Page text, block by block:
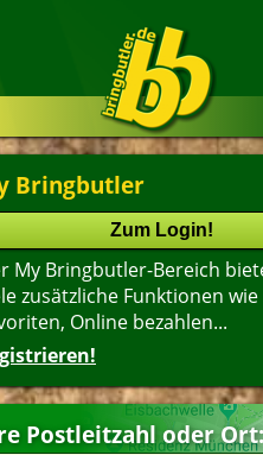
Bringbutler
My Bringbutler-Bereich
zusätzliche Funktionen wie
Online bezahlen...
Postleitzahl oder Ort: